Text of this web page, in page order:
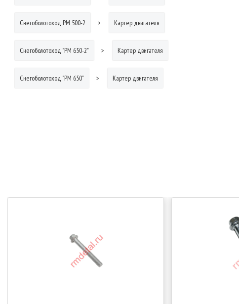
Снегоболотоход РМ 500-2 Картер двигателя
Снегоболотоход "РМ 650-2" Картер двигателя
Снегоболотоход "РМ 650" Картер двигателя